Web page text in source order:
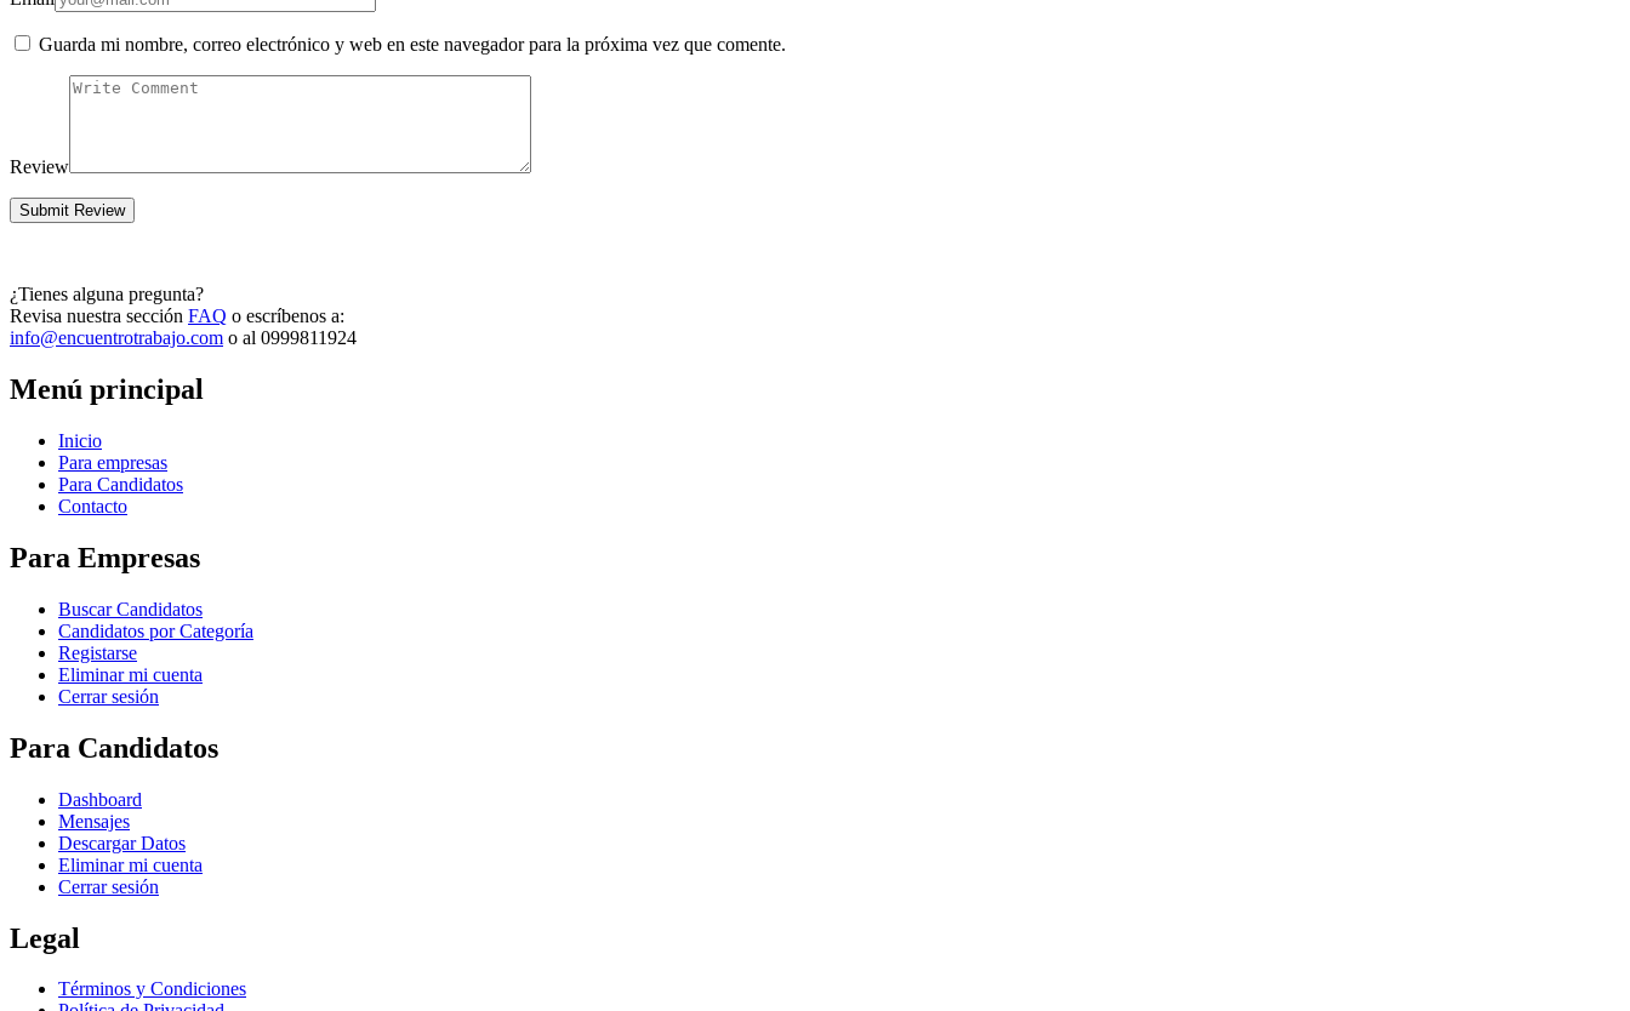
Guarda mi nombre, correo electrónico y web en este navegador para la próxima vez que comente.
Review
¿Tienes alguna pregunta?
Revisa nuestra sección FAQ o escríbenos a:
info@encuentrotrabajo.com o al 0999811924
Menú principal
Inicio
Para empresas
Para Candidatos
Contacto
Para Empresas
Buscar Candidatos
Candidatos por Categoría
Registarse
Eliminar mi cuenta
Cerrar sesión
Para Candidatos
Dashboard
Mensajes
Descargar Datos
Eliminar mi cuenta
Cerrar sesión
Legal
Términos y Condiciones